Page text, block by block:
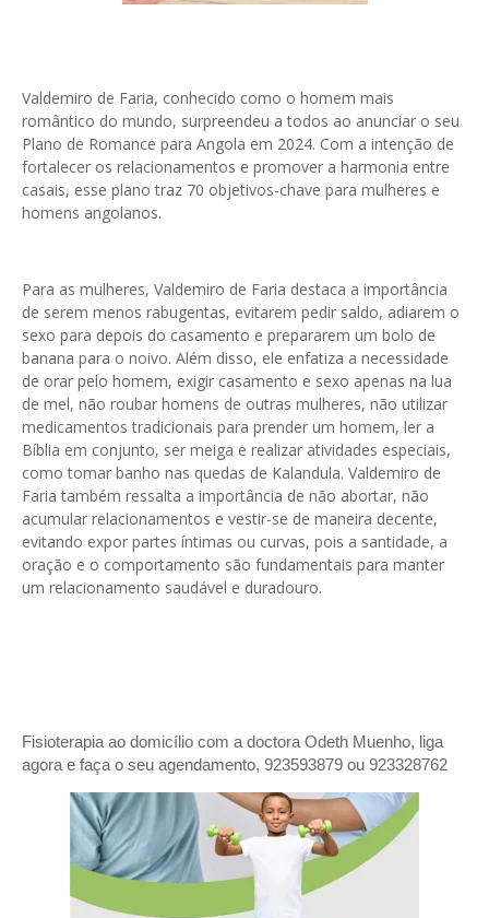
Valdemiro de Faria, conhecido como o homem mais
romântico do mundo, surpreendeu a todos ao anunciar o seu
Plano de Romance para Angola em 2024. Com a intenção de
fortalecer os relacionamentos e promover a harmonia entre
casais, esse plano traz 70 objetivos-chave para mulheres e
homens angolanos.
Para as mulheres, Valdemiro de Faria destaca a importância
de serem menos rabugentas, evitarem pedir saldo, adiarem o
sexo para depois do casamento e prepararem um bolo de
banana para o noivo. Além disso, ele enfatiza a necessidade
de orar pelo homem, exigir casamento e sexo apenas na lua
de mel, não roubar homens de outras mulheres, não utilizar
medicamentos tradicionais para prender um homem, ler a
Bíblia em conjunto, ser meiga e realizar atividades especiais,
como tomar banho nas quedas de Kalandula. Valdemiro de
Faria também ressalta a importância de não abortar, não
acumular relacionamentos e vestir-se de maneira decente,
evitando expor partes íntimas ou curvas, pois a santidade, a
oração e o comportamento são fundamentais para manter
um relacionamento saudável e duradouro.
Fisioterapia ao domicílio com a doctora Odeth Muenho, liga
agora e faça o seu agendamento, 923593879 ou 923328762